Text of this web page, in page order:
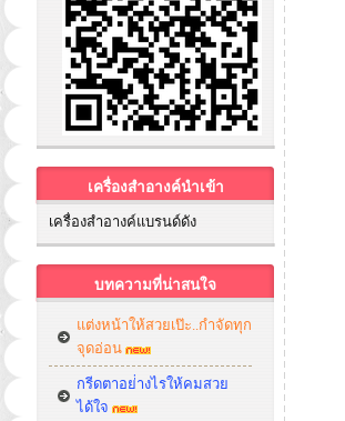
เครื่องสำอางค์นำเข้า
เครื่องสำอางค์แบรนด์ดัง
บทความที่น่าสนใจ
แต่งหน้าให้สวยเป๊ะ..กำจัดทุก
จุดอ่อน
กรีดตาอย่่างไรให้คมสวย
ได้ใจ